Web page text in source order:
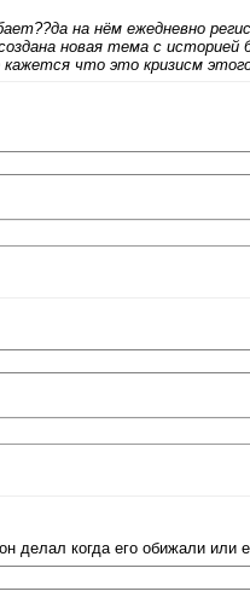
на нём ежедневно
новая тема с
что это кризисм
делал когда его обижали или